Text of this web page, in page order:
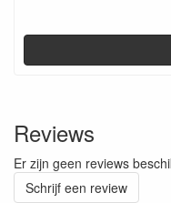
Reviews
Er zijn geen reviews
Schrijf een review